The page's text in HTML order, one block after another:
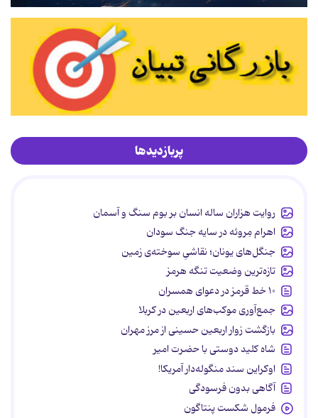
پربازدیدها
روایت هزاران ساله انسان بر بوم سنگ و آسمان
اهرام مِروئه در سایه جنگ سودان
جنگل‌های یونان؛ نقاشیِ سوخته‌ی زمین
تازه‌ترین وضعیت تنگه هرمز
۱۰ خط قرمز در دعوای همسران
جمع‌آوری موکب‌های اربعین در کربلا
بازگشت زوار اربعین حسینی از مرز مهران
شاه کلید دوستی با حضرت امیر
اوکراین سند منگوله‌دار آمریکا!
آگاهی بدون فرسودگی
فرمول شکست پنتاگون